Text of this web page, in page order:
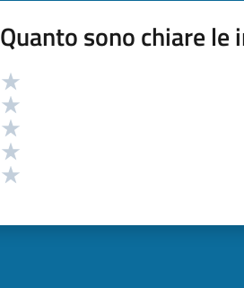
Quanto sono chiare
Valutazione